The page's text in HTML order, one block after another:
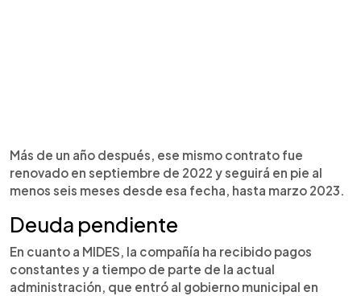
Más de un año después, ese mismo contrato fue
renovado en septiembre de 2022 y seguirá en pie al
menos seis meses desde esa fecha, hasta marzo 2023.
Deuda pendiente
En cuanto a MIDES, la compañía ha recibido pagos
constantes y a tiempo de parte de la actual
administración, que entró al gobierno municipal en